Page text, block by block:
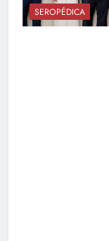
SEROPÉDICA